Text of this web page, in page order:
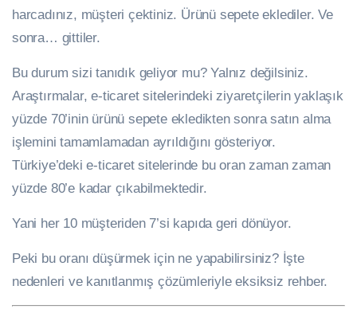
harcadınız, müşteri çektiniz. Ürünü sepete eklediler. Ve
sonra… gittiler.
Bu durum sizi tanıdık geliyor mu? Yalnız değilsiniz.
Araştırmalar, e-ticaret sitelerindeki ziyaretçilerin yaklaşık
yüzde 70’inin ürünü sepete ekledikten sonra satın alma
işlemini tamamlamadan ayrıldığını gösteriyor.
Türkiye’deki e-ticaret sitelerinde bu oran zaman zaman
yüzde 80’e kadar çıkabilmektedir.
Yani her 10 müşteriden 7’si kapıda geri dönüyor.
Peki bu oranı düşürmek için ne yapabilirsiniz? İşte
nedenleri ve kanıtlanmış çözümleriyle eksiksiz rehber.